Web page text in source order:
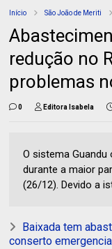
Início São João de Meriti
redução no
problemas
0 Editora Isabela
O sistema
durante a maior
(26/12). Devido a
Baixada tem
conserto